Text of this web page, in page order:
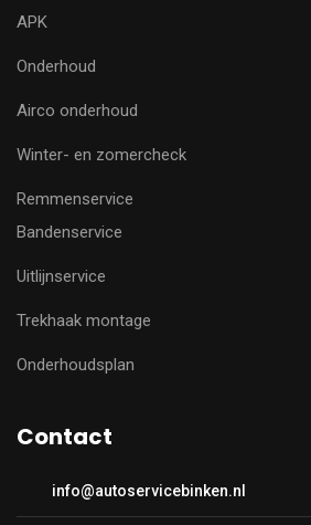
APK
Onderhoud
Airco onderhoud
Winter- en zomercheck
Remmenservice
Bandenservice
Uitlijnservice
Trekhaak montage
Onderhoudsplan
Contact
info@autoservicebinken.nl